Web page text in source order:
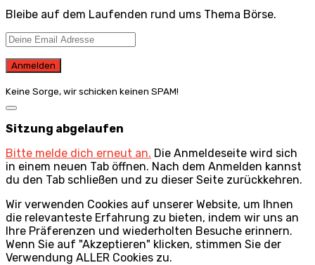
Bleibe auf dem Laufenden rund ums Thema Börse.
Keine Sorge, wir schicken keinen SPAM!
Dialog
schließen
Sitzung abgelaufen
Bitte melde dich erneut an. Die Anmeldeseite wird sich
in einem neuen Tab öffnen. Nach dem Anmelden kannst
du den Tab schließen und zu dieser Seite zurückkehren.
Wir verwenden Cookies auf unserer Website, um Ihnen
die relevanteste Erfahrung zu bieten, indem wir uns an
Ihre Präferenzen und wiederholten Besuche erinnern.
Wenn Sie auf "Akzeptieren" klicken, stimmen Sie der
Verwendung ALLER Cookies zu.